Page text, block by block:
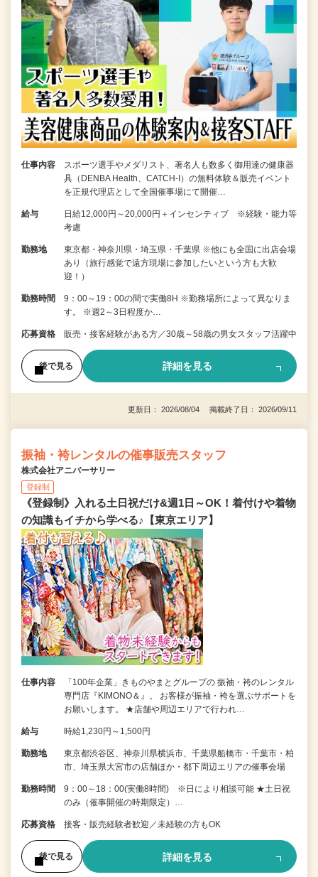
仕事内容
スポーツ選手やメダリスト、著名人も数多く御用達の健康器
具（DENBA Health、CATCH-I）の無料体験＆販売イベント
を正規代理店として全国催事場にて開催…
給与
日給12,000円～20,000円＋インセンティブ ※経験・能力等
考慮
勤務地
東京都・神奈川県・埼玉県・千葉県 ※他にも全国に出店会場
あり（旅行感覚で遠方現場に参加したいという方も大歓
迎！）
勤務時間
9：00～19：00の間で実働8H ※勤務場所によって異なりま
す。 ※週2～3日程度か…
応募資格 販売・接客経験がある方／30歳～58歳の男女スタッフ活躍中
後で見る 詳細を見る
更新日： 2026/08/04 掲載終了日： 2026/09/11
振袖・袴レンタルの催事販売スタッフ
株式会社アニバーサリー
登録制
《登録制》入れる土日祝だけ&週1日～OK！着付けや着物
の知識もイチから学べる♪【東京エリア】
仕事内容
「100年企業」きものやまとグループの 振袖・袴のレンタル
専門店『KIMONO＆』。 お客様が振袖・袴を選ぶサポートを
お願いします。 ★店舗や周辺エリアで行われ…
給与 時給1,230円～1,500円
勤務地
東京都渋谷区、神奈川県横浜市、千葉県船橋市・千葉市・柏
市、埼玉県大宮市の店舗ほか・都下周辺エリアの催事会場
勤務時間
9：00～18：00(実働8時間) ※日により相談可能 ★土日祝
のみ（催事開催の時期限定）…
応募資格 接客・販売経験者歓迎／未経験の方もOK
後で見る 詳細を見る